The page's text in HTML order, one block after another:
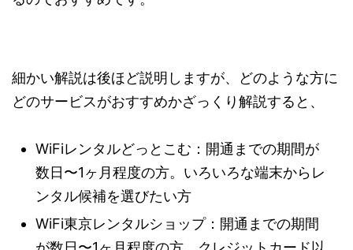
細かい解説は後ほど説明しますが、どのような方に
どのサービスがおすすめかざっくり解説すると、
WiFiレンタルどっとこむ：開通までの期間が
数日〜1ヶ月程度の方。いろいろな端末からレ
ンタル候補を選びたい方
WiFi東京レンタルショップ：開通までの期間